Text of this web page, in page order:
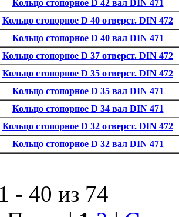
Кольцо стопорное D 42 вал DIN 471
Кольцо стопорное D 40 отверст. DIN 472
Кольцо стопорное D 40 вал DIN 471
Кольцо стопорное D 37 отверст. DIN 472
Кольцо стопорное D 35 отверст. DIN 472
Кольцо стопорное D 35 вал DIN 471
Кольцо стопорное D 34 вал DIN 471
Кольцо стопорное D 32 отверст. DIN 472
Кольцо стопорное D 32 вал DIN 471
- 40 из 74